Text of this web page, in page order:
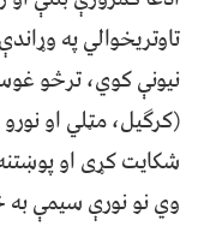
تاوتریخوالي په
نيونې کوي، ترڅو
(کرګيل، مټلي او
شکایت کړی او
وي نو نورې سيمې